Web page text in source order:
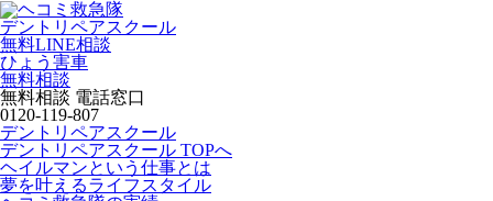
デントリペアスクール
無料LINE相談
ひょう害車
無料相談
無料相談 電話窓口
0120-119-807
デントリペアスクール
デントリペアスクール TOPへ
ヘイルマンという仕事とは
夢を叶えるライフスタイル